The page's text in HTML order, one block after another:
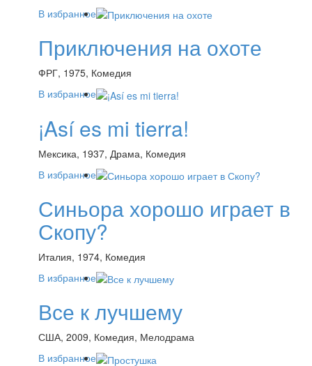
В избранное
Приключения на охоте
ФРГ, 1975, Комедия
В избранное
¡Así es mi tierra!
Мексика, 1937, Драма, Комедия
В избранное
Синьора хорошо играет в
Скопу?
Италия, 1974, Комедия
В избранное
Все к лучшему
США, 2009, Комедия, Мелодрама
В избранное